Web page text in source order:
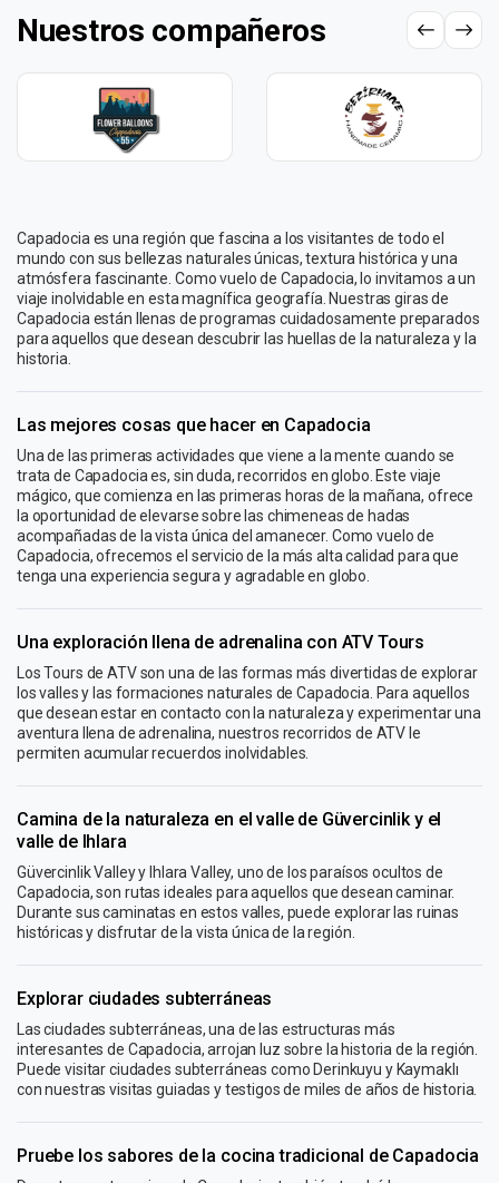
Nuestros compañeros
Capadocia es una región que fascina a los visitantes de todo el
mundo con sus bellezas naturales únicas, textura histórica y una
atmósfera fascinante. Como vuelo de Capadocia, lo invitamos a un
viaje inolvidable en esta magnífica geografía. Nuestras giras de
Capadocia están llenas de programas cuidadosamente preparados
para aquellos que desean descubrir las huellas de la naturaleza y la
historia.
Las mejores cosas que hacer en Capadocia
Una de las primeras actividades que viene a la mente cuando se
trata de Capadocia es, sin duda, recorridos en globo. Este viaje
mágico, que comienza en las primeras horas de la mañana, ofrece
la oportunidad de elevarse sobre las chimeneas de hadas
acompañadas de la vista única del amanecer. Como vuelo de
Capadocia, ofrecemos el servicio de la más alta calidad para que
tenga una experiencia segura y agradable en globo.
Una exploración llena de adrenalina con ATV Tours
Los Tours de ATV son una de las formas más divertidas de explorar
los valles y las formaciones naturales de Capadocia. Para aquellos
que desean estar en contacto con la naturaleza y experimentar una
aventura llena de adrenalina, nuestros recorridos de ATV le
permiten acumular recuerdos inolvidables.
Camina de la naturaleza en el valle de Güvercinlik y el
valle de Ihlara
Güvercinlik Valley y Ihlara Valley, uno de los paraísos ocultos de
Capadocia, son rutas ideales para aquellos que desean caminar.
Durante sus caminatas en estos valles, puede explorar las ruinas
históricas y disfrutar de la vista única de la región.
Explorar ciudades subterráneas
Las ciudades subterráneas, una de las estructuras más
interesantes de Capadocia, arrojan luz sobre la historia de la región.
Puede visitar ciudades subterráneas como Derinkuyu y Kaymaklı
con nuestras visitas guiadas y testigos de miles de años de historia.
Pruebe los sabores de la cocina tradicional de Capadocia